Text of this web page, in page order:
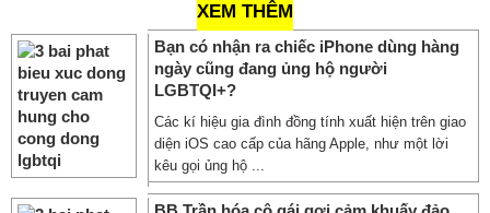
XEM THÊM
Bạn có nhận ra chiếc iPhone dùng hàng
ngày cũng đang ủng hộ người
LGBTQI+?
Các kí hiệu gia đình đồng tính xuất hiện trên giao
diện iOS cao cấp của hãng Apple, như một lời
kêu gọi ủng hộ ...